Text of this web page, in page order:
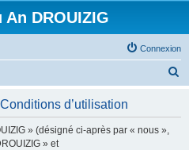
DROUIZIG
Connexion
d’utilisation
» (désigné ci-après par « nous »,
» et